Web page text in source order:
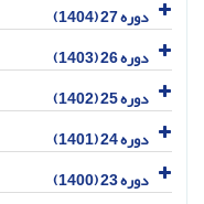
دوره 27 (1404)
دوره 26 (1403)
دوره 25 (1402)
دوره 24 (1401)
دوره 23 (1400)